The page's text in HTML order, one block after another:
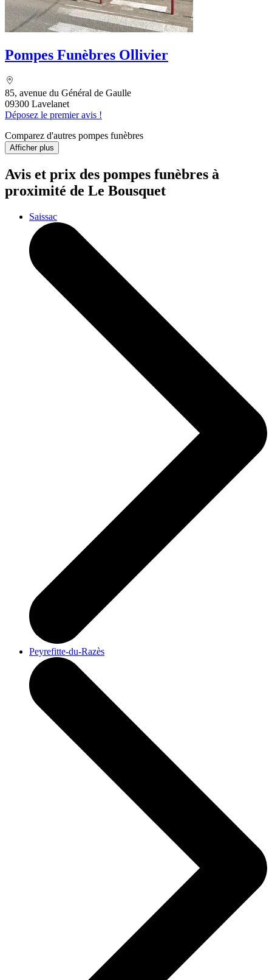
Pompes Funèbres Ollivier
85, avenue du Général de Gaulle
09300 Lavelanet
Déposez le premier avis !
Comparez d'autres pompes funèbres
Afficher plus
Avis et prix des pompes funèbres à
proximité de Le Bousquet
Saissac
Peyrefitte-du-Razès